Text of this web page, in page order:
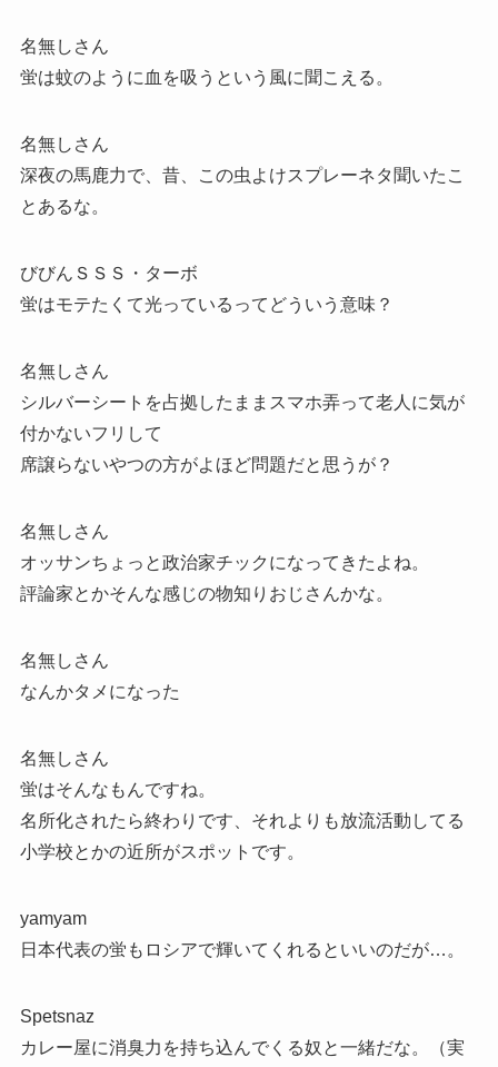
名無しさん
蛍は蚊のように血を吸うという風に聞こえる。
名無しさん
深夜の馬鹿力で、昔、この虫よけスプレーネタ聞いたこ
とあるな。
びびんＳＳＳ・ターボ
蛍はモテたくて光っているってどういう意味？
名無しさん
シルバーシートを占拠したままスマホ弄って老人に気が
付かないフリして
席譲らないやつの方がよほど問題だと思うが？
名無しさん
オッサンちょっと政治家チックになってきたよね。
評論家とかそんな感じの物知りおじさんかな。
名無しさん
なんかタメになった
名無しさん
蛍はそんなもんですね。
名所化されたら終わりです、それよりも放流活動してる
小学校とかの近所がスポットです。
yamyam
日本代表の蛍もロシアで輝いてくれるといいのだが…。
Spetsnaz
カレー屋に消臭力を持ち込んでくる奴と一緒だな。（実